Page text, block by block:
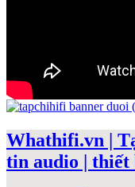
Whathifi.vn |
tin audio | thiết